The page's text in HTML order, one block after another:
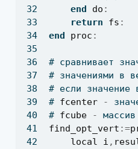
end
do :
return
fs :
end
proc :
# сравнивает
# значениями в
# если значение
# fcenter -
# fcube -
find_opt_vert :=
local
i ,